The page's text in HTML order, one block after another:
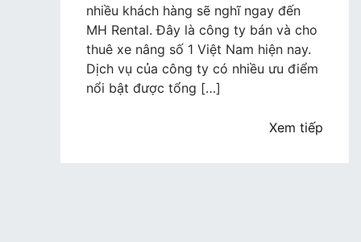
thuê
xe
nâng
hàng
tại
nhiều khách hàng sẽ nghĩ ngay đến
MH Rental. Đây là công ty bán và cho
thuê xe nâng số 1 Việt Nam hiện nay.
Dịch vụ của công ty có nhiều ưu điểm
nổi bật được tổng […]
Xem tiếp